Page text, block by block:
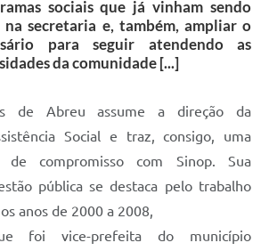
sociais que já vinham sendo
na secretaria e, também, ampliar o
para seguir atendendo as
da comunidade [...]
de Abreu assume a direção da
Social e traz, consigo, uma
de compromisso com Sinop. Sua
pública se destaca pelo trabalho
anos de 2000 a 2008,
foi vice-prefeita do município